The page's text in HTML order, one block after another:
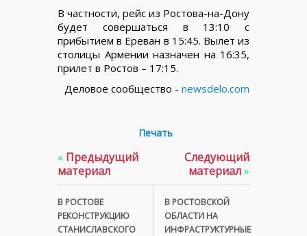
В частности, рейс из Ростова-на-Дону
будет совершаться в 13:10 с
прибытием в Ереван в 15:45. Вылет из
столицы Армении назначен на 16:35,
прилет в Ростов – 17:15.
Деловое сообщество - newsdelo.com
Печать
« Предыдущий
материал
В РОСТОВЕ
РЕКОНСТРУКЦИЮ
СТАНИСЛАВСКОГО
Следующий
материал»
В РОСТОВСКОЙ
ОБЛАСТИ НА
ИНФРАСТРУКТУРНЫЕ